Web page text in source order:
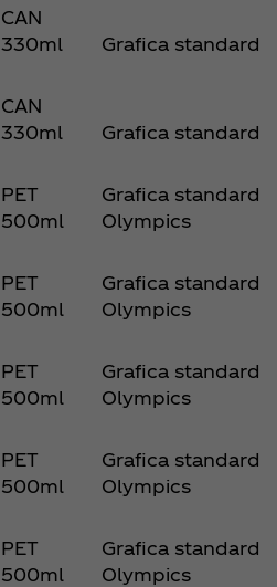
CAN
330ml
Grafica standard
CAN
330ml
Grafica standard
PET
500ml
Grafica standard
Olympics
PET
500ml
Grafica standard
Olympics
PET
500ml
Grafica standard
Olympics
PET
500ml
Grafica standard
Olympics
PET
500ml
Grafica standard
Olympics